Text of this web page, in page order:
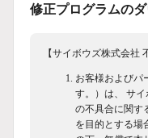
修正プログラムの
【サイボウズ株式会社
お客様およびパ
す。）は、 サ
の不具合に関す
を目的とする場